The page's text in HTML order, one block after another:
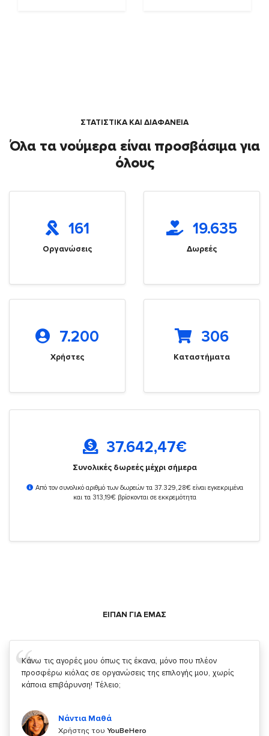
ΣΤΑΤΙΣΤΙΚΑ ΚΑΙ ΔΙΑΦΑΝΕΙΑ
Όλα τα νούμερα είναι προσβάσιμα για
όλους
161
Οργανώσεις
19.635
Δωρεές
7.200
Χρήστες
306
Καταστήματα
37.642,47€
Συνολικές δωρεές μέχρι σήμερα
Από τον συνολικό αριθμό των δωρεών τα 37.329,28€ είναι εγκεκριμένα
και τα 313,19€ βρίσκονται σε εκκρεμότητα
ΕΙΠΑΝ ΓΙΑ ΕΜΑΣ
Σας ευχαριστώ που μας δίνετε την δυνατότητα να κάνουμε
κάτι!
Χρήστης τουYouBeHero